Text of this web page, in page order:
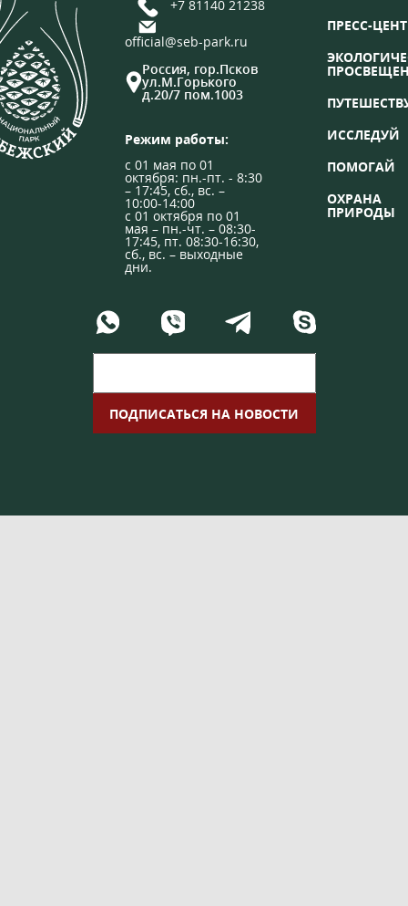
+7 81140 21238
official@seb-park.ru
Россия, гор.Псков
ул.М.Горького
д.20/7 пом.1003
Режим работы:
с 01 мая по 01
октября: пн.-пт. - 8:30
– 17:45, сб., вс. –
10:00-14:00
с 01 октября по 01
мая – пн.-чт. – 08:30-
17:45, пт. 08:30-16:30,
сб., вс. – выходные
дни.
ПРЕСС-
ИССЛЕДУЙ
ПОМОГАЙ
ОХРАНА
ПРИРОДЫ